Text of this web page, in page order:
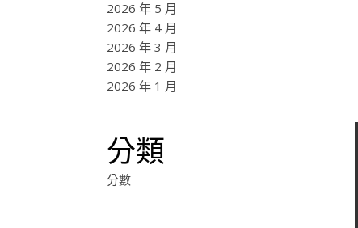
2026 年 5 月
2026 年 4 月
2026 年 3 月
2026 年 2 月
2026 年 1 月
分類
分數